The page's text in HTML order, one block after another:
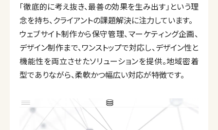
「徹底的に考え抜き、最善の効果を生み出す」という理
念を持ち、クライアントの課題解決に注力しています。
ウェブサイト制作から保守管理、マーケティング企画、
デザイン制作まで、ワンストップで対応し、デザイン性と
機能性を両立させたソリューションを提供。地域密着
型でありながら、柔軟かつ幅広い対応が特徴です。